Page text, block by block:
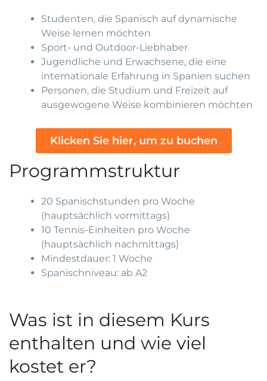
Studenten, die Spanisch auf dynamische
Weise lernen möchten
Sport- und Outdoor-Liebhaber
Jugendliche und Erwachsene, die eine
internationale Erfahrung in Spanien suchen
Personen, die Studium und Freizeit auf
ausgewogene Weise kombinieren möchten
Klicken Sie hier, um zu buchen
Programmstruktur
20 Spanischstunden pro Woche
(hauptsächlich vormittags)
10 Tennis-Einheiten pro Woche
(hauptsächlich nachmittags)
Mindestdauer: 1 Woche
Spanischniveau: ab A2
Was ist in diesem Kurs
enthalten und wie viel
kostet er?